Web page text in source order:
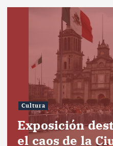
Cultura
Exposición
el caos de la